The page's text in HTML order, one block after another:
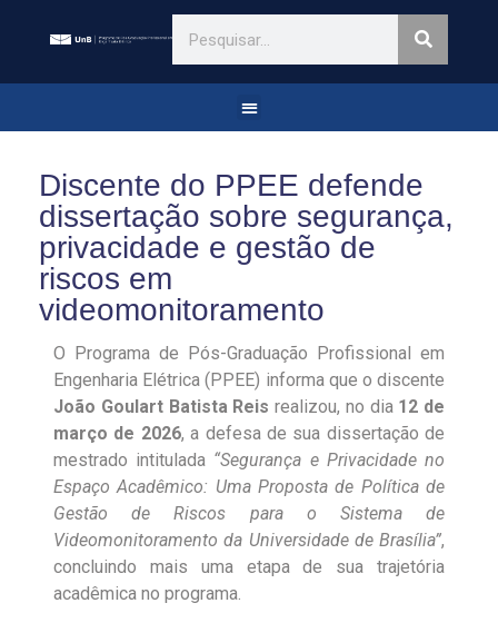
Discente do PPEE defende
dissertação sobre segurança,
privacidade e gestão de
riscos em
videomonitoramento
O Programa de Pós-Graduação Profissional em
Engenharia Elétrica (PPEE) informa que o discente
João Goulart Batista Reis realizou, no dia 12 de
março de 2026, a defesa de sua dissertação de
mestrado intitulada “Segurança e Privacidade no
Espaço Acadêmico: Uma Proposta de Política de
Gestão de Riscos para o Sistema de
Videomonitoramento da Universidade de Brasília”,
concluindo mais uma etapa de sua trajetória
acadêmica no programa.